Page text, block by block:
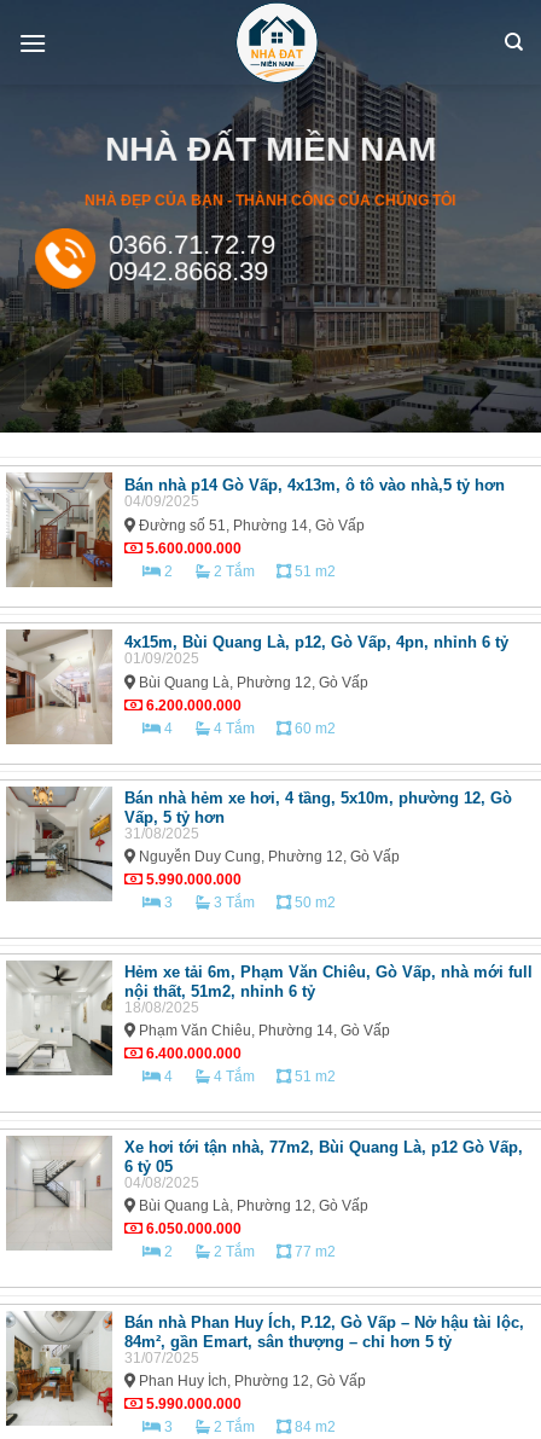
NHÀ ĐẤT MIỀN NAM
NHÀ ĐẸP CỦA BẠN - THÀNH CÔNG CỦA CHÚNG TÔI
0366.71.72.79
0942.8668.39
Bán nhà p14 Gò Vấp, 4x13m, ô tô vào nhà,5 tỷ hơn
04/09/2025
Đường số 51, Phường 14, Gò Vấp
5.600.000.000
2
2 Tắm 51 m2
4x15m, Bùi Quang Là, p12, Gò Vấp, 4pn, nhỉnh 6 tỷ
01/09/2025
Bùi Quang Là, Phường 12, Gò Vấp
6.200.000.000
4
4 Tắm 60 m2
Bán nhà hẻm xe hơi, 4 tầng, 5x10m, phường 12, Gò
Vấp, 5 tỷ hơn
31/08/2025
Nguyễn Duy Cung, Phường 12, Gò Vấp
5.990.000.000
3
3 Tắm 50 m2
Hẻm xe tải 6m, Phạm Văn Chiêu, Gò Vấp, nhà mới full
nội thất, 51m2, nhỉnh 6 tỷ
18/08/2025
Phạm Văn Chiêu, Phường 14, Gò Vấp
6.400.000.000
4
4 Tắm 51 m2
Xe hơi tới tận nhà, 77m2, Bùi Quang Là, p12 Gò Vấp,
6 tỷ 05
04/08/2025
Bùi Quang Là, Phường 12, Gò Vấp
6.050.000.000
2
2 Tắm 77 m2
Bán nhà Phan Huy Ích, P.12, Gò Vấp – Nở hậu tài lộc,
84m², gần Emart, sân thượng – chỉ hơn 5 tỷ
31/07/2025
Phan Huy Ích, Phường 12, Gò Vấp
5.990.000.000
3
2 Tắm 84 m2